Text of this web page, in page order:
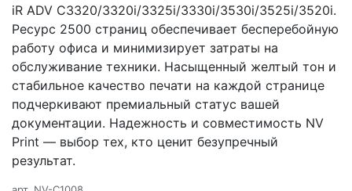
iR ADV C3320/3320i/3325i/3330i/3530i/3525i/3520i.
Ресурс 2500 страниц обеспечивает бесперебойную
работу офиса и минимизирует затраты на
обслуживание техники. Насыщенный желтый тон и
стабильное качество печати на каждой странице
подчеркивают премиальный статус вашей
документации. Надежность и совместимость NV
Print — выбор тех, кто ценит безупречный
результат.